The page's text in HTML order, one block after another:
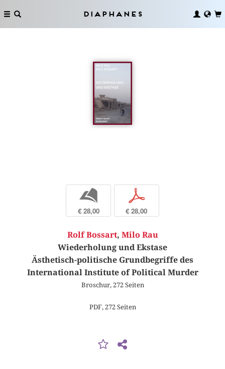
Diaphanes
b
€ 28,00
p
€ 28,00
Rolf Bossart, Milo Rau
Wiederholung und Ekstase
Ästhetisch-politische Grundbegriffe des
International Institute of Political Murder
Broschur, 272 Seiten
PDF, 272 Seiten